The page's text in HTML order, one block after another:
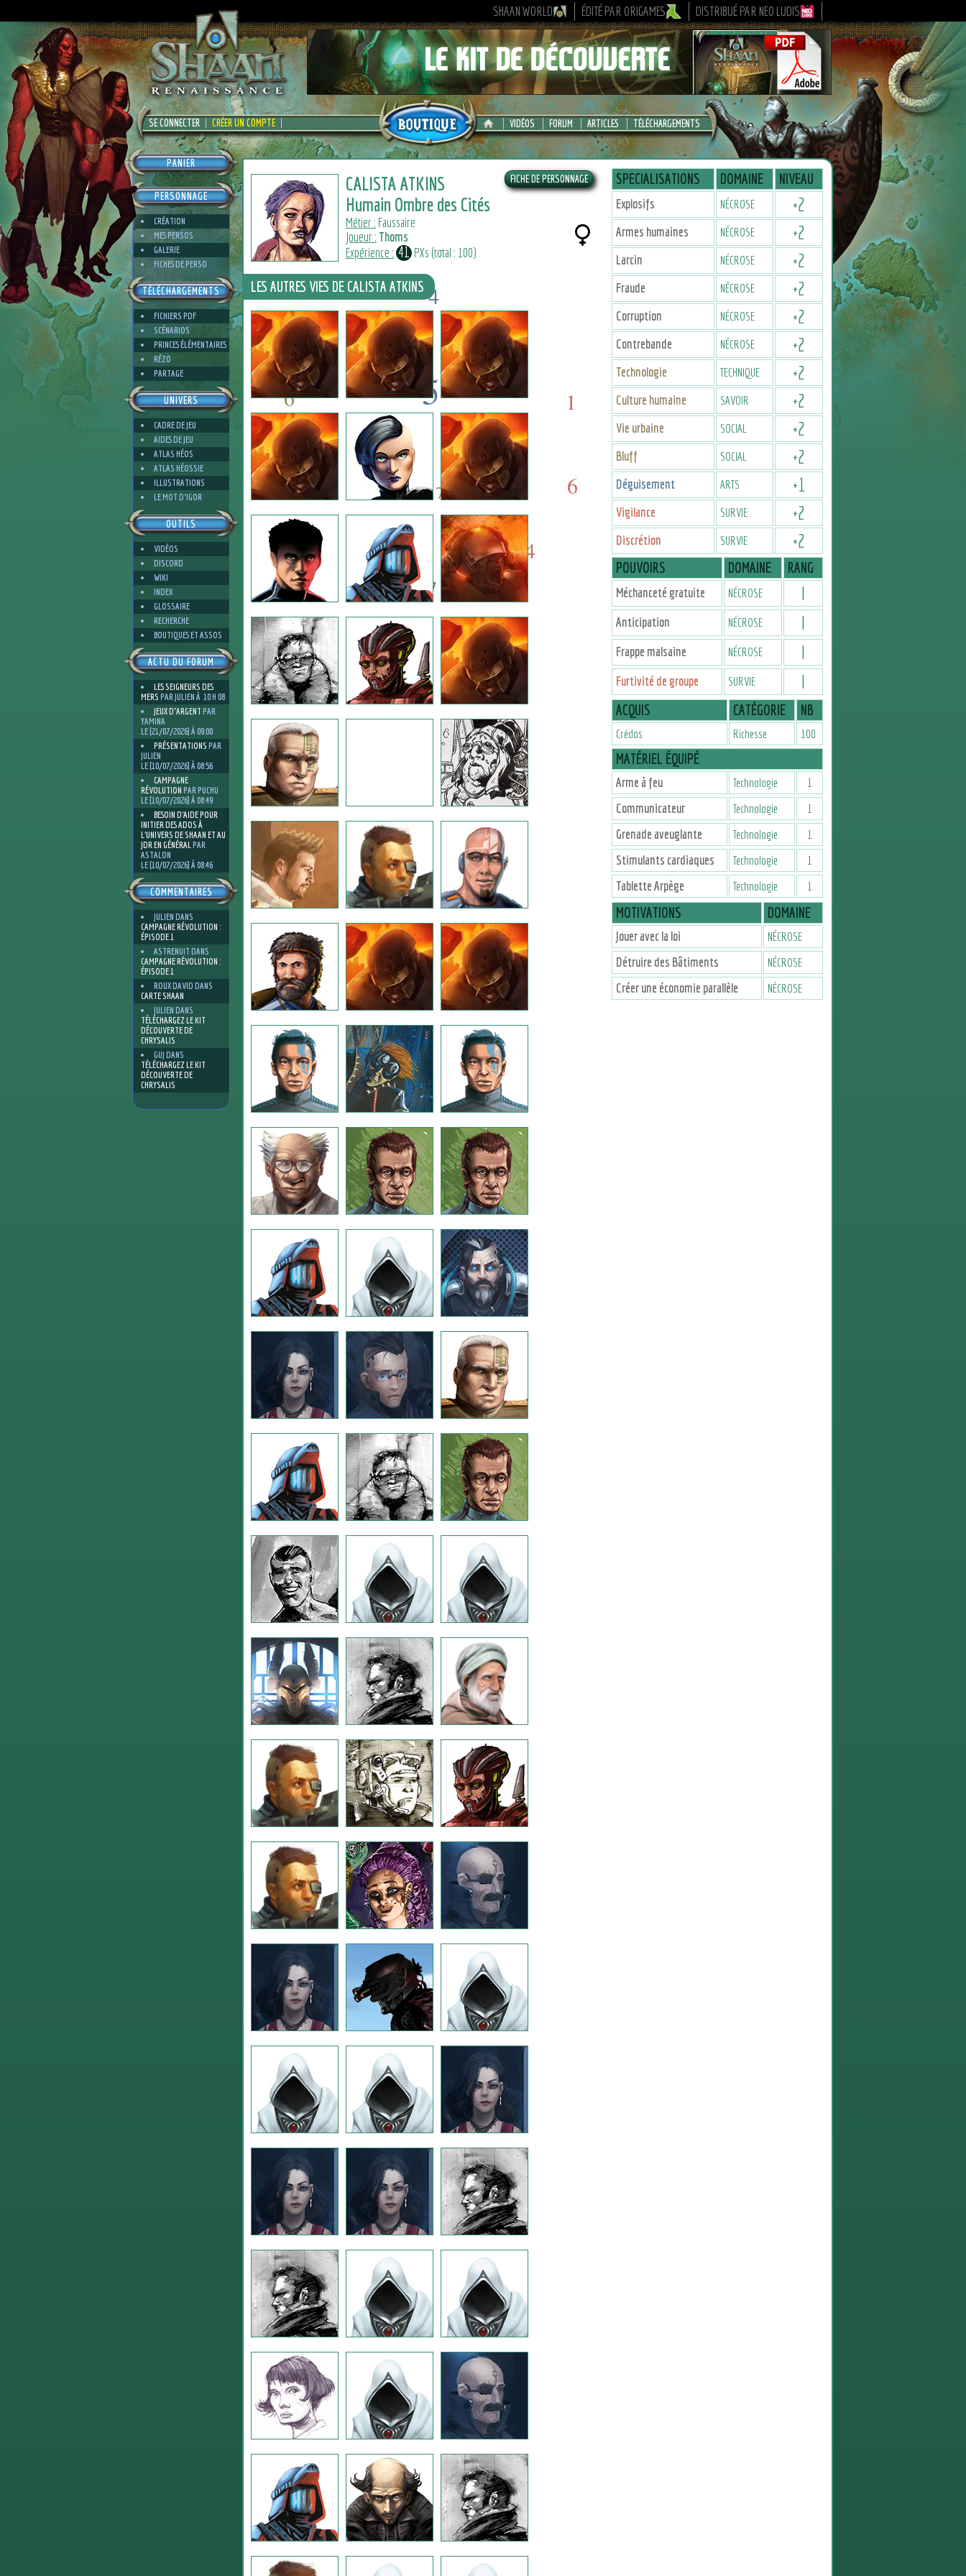
SHAAN WORLD ÉDITÉ PAR ORIGAMES DISTRIBUÉ PAR NEO LUDIS
SE CONNECTER CRÉER UN COMPTE VIDÉOS FORUM ARTICLES TÉLÉCHARGEMENTS
PANIER
PERSONNAGE
CRÉATION
MES PERSOS
GALERIE
FICHES DE PERSO
TÉLÉCHARGEMENTS
FICHIERS PDF
SCÉNARIOS
PRINCES ÉLÉMENTAIRES
RÉZO
PARTAGE
UNIVERS
CADRE DE JEU
AIDES DE JEU
ATLAS HÉOS
ATLAS HÉOSSIE
ILLUSTRATIONS
LE MOT D'IGOR
OUTILS
VIDÉOS
DISCORD
WIKI
INDEX
GLOSSAIRE
RECHERCHE
BOUTIQUES ET ASSOS
ACTU DU FORUM
LES SEIGNEURS DES
MERS PAR JULIEN À 10 H 08
JEUX D'ARGENT PAR
YAMINA
LE [21/07/2026] À 09:00
PRÉSENTATIONS PAR
JULIEN
LE [10/07/2026] À 08:56
CAMPAGNE
RÉVOLUTION PAR PUCHU
LE [10/07/2026] À 08:49
BESOIN D’AIDE POUR
INITIER DES ADOS À
L’UNIVERS DE SHAAN ET AU
JDR EN GÉNÉRALPAR
ASTALON
LE [10/07/2026] À 08:46
COMMENTAIRES
JULIEN DANS
CAMPAGNE RÉVOLUTION :
ÉPISODE 1
ASTRENUIT DANS
CAMPAGNE RÉVOLUTION :
ÉPISODE 1
ROUX DAVID DANS
CARTE SHAAN
JULIEN DANS
TÉLÉCHARGEZ LE KIT
DÉCOUVERTE DE
CHRYSALIS
GUJ DANS
TÉLÉCHARGEZ LE KIT
DÉCOUVERTE DE
CHRYSALIS
SPECIALISATIONS DOMAINE NIVEAU
Explosifs NÉCROSE +2
Armes humaines NÉCROSE +2
Larcin NÉCROSE +2
Fraude NÉCROSE +2
Corruption NÉCROSE +2
Contrebande NÉCROSE +2
Technologie TECHNIQUE +2
Culture humaine SAVOIR +2
Vie urbaine SOCIAL +2
Bluff SOCIAL +2
Déguisement ARTS +1
Vigilance SURVIE +2
Discrétion SURVIE +2
POUVOIRS DOMAINE RANG
Méchanceté gratuite NÉCROSE I
Anticipation NÉCROSE I
Frappe malsaine NÉCROSE I
Furtivité de groupe SURVIE I
ACQUIS CATÉGORIE NB
Crédos Richesse 100
MATÉRIEL ÉQUIPÉ
Arme à feu Technologie 1
Communicateur Technologie 1
Grenade aveuglante Technologie 1
Stimulants cardiaques Technologie 1
Tablette Arpège Technologie 1
MOTIVATIONS DOMAINE
Jouer avec la loi NÉCROSE
Détruire des Bâtiments NÉCROSE
Créer une économie parallèle NÉCROSE
CALISTA ATKINS
Humain Ombre des Cités
Métier : Faussaire
Joueur : Thoms
Expérience : 41 PXs (total : 100)
7
5
9 7
5
9
7
3
6
4
4
1
1
6
4
LES AUTRES VIES DE CALISTA ATKINS